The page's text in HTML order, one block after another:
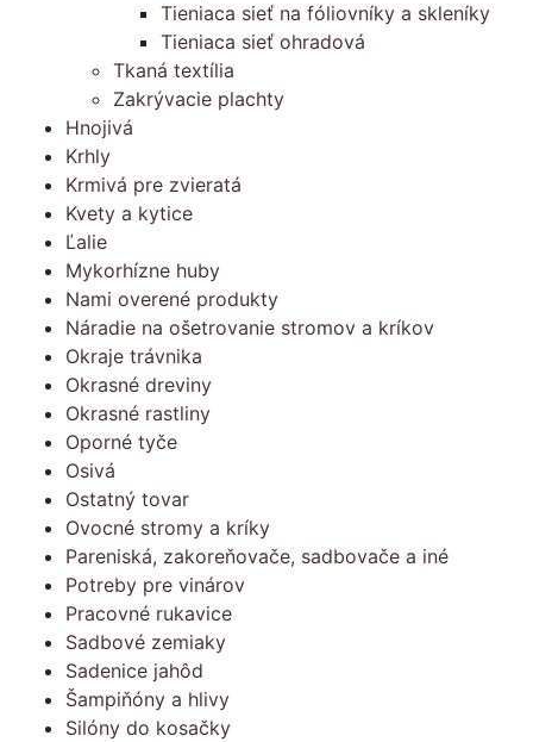
Tieniaca sieť na fóliovníky a skleníky
Tieniaca sieť ohradová
Tkaná textília
Zakrývacie plachty
Hnojivá
Krhly
Krmivá pre zvieratá
Kvety a kytice
Ľalie
Mykorhízne huby
Nami overené produkty
Náradie na ošetrovanie stromov a kríkov
Okraje trávnika
Okrasné dreviny
Okrasné rastliny
Oporné tyče
Osivá
Ostatný tovar
Ovocné stromy a kríky
Pareniská, zakoreňovače, sadbovače a iné
Potreby pre vinárov
Pracovné rukavice
Sadbové zemiaky
Sadenice jahôd
Šampiňóny a hlivy
Silóny do kosačky